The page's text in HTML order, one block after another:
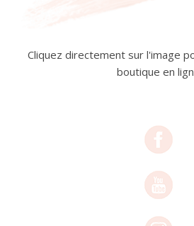
Cliquez directement sur l'image
boutique en